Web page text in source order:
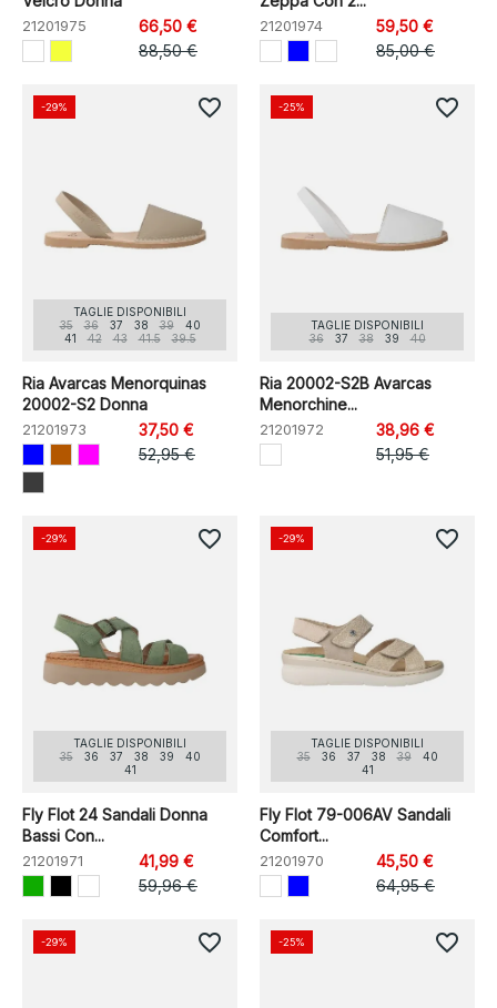
21201975
66,50 €
88,50 €
21201974
59,50 €
85,00 €
TAGLIE DISPONIBILI
35
36 37 38 39
40
41
42 43 41.5 39.5
Ria Avarcas Menorquinas
20002-S2 Donna
21201973
37,50 €
52,95 €
-29% favorite_border
TAGLIE DISPONIBILI
36
37 38 39 40
Ria 20002-S2B Avarcas
Menorchine...
21201972
38,96 €
51,95 €
-25% favorite_border
TAGLIE DISPONIBILI
35
36 37 38 39
40
41
Fly Flot 24 Sandali Donna
Bassi Con...
21201971
41,99 €
59,96 €
-29% favorite_border
TAGLIE DISPONIBILI
35
36 37 38 39
40
41
Fly Flot 79-006AV Sandali
Comfort...
21201970
45,50 €
64,95 €
-29% favorite_border
-29% favorite_border -25% favorite_border